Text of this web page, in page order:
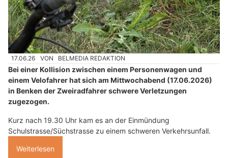
17.06.26 VON BELMEDIA REDAKTION
Bei einer Kollision zwischen einem Personenwagen und
einem Velofahrer hat sich am Mittwochabend (17.06.2026)
in Benken der Zweiradfahrer schwere Verletzungen
zugezogen.
Kurz nach 19.30 Uhr kam es an der Einmündung
Schulstrasse/Süchstrasse zu einem schweren Verkehrsunfall.
Weiterlesen